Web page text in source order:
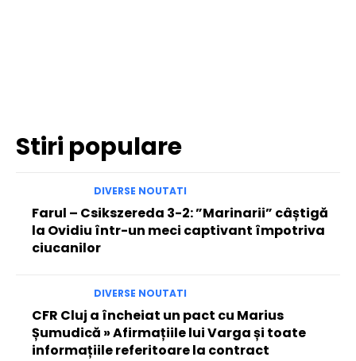
Stiri populare
DIVERSE NOUTATI
Farul – Csikszereda 3-2: ”Marinarii” câștigă
la Ovidiu într-un meci captivant împotriva
ciucanilor
DIVERSE NOUTATI
CFR Cluj a încheiat un pact cu Marius
Șumudică » Afirmațiile lui Varga și toate
informațiile referitoare la contract